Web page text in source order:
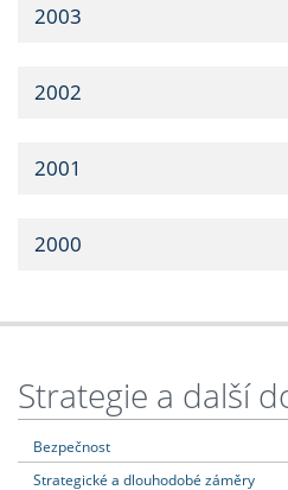
2003
2002
2001
2000
Strategie a další
Bezpečnost
Strategické a dlouhodobé záměry